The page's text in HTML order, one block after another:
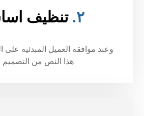
٢. تنظيف
وعند موافقه العميل المبدئيه على
هذا النص من التصميم